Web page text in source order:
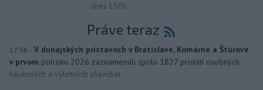
dnes 13:05
Práve teraz
17:36 - V dunajských prístavoch v Bratislave, Komárne a Štúrove
v prvom polroku 2026 zaznamenali spolu 1827 pristátí osobných
kajutových a výletných plavidiel.